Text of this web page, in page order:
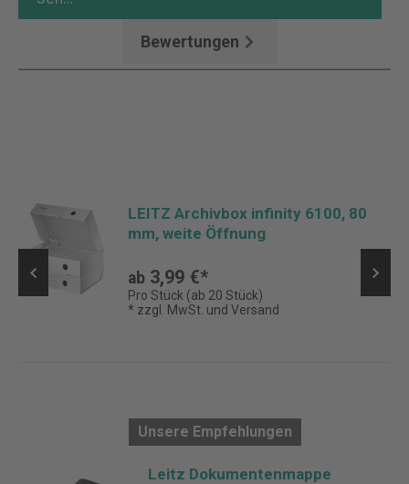
Bewertungen
LEITZ Archivbox infinity 6100, 80
mm, weite Öffnung
ab 3,99 €*
Pro Stück (ab 20 Stück)
* zzgl. MwSt. und Versand
Unsere Empfehlungen
Leitz Dokumentenmappe